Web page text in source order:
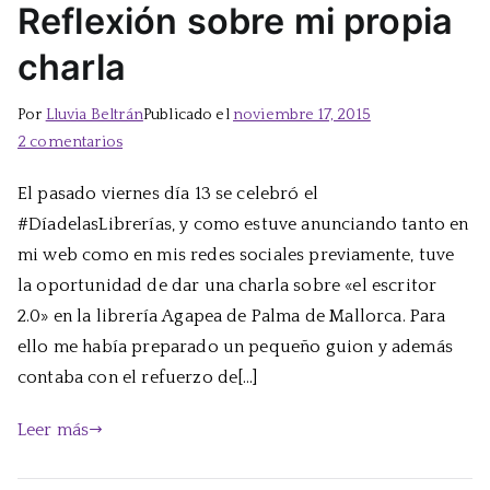
Reflexión sobre mi propia
charla
Por Lluvia BeltránPublicado el noviembre 17, 2015
2 comentariosen
sobre
mi
propia
charla
El pasado viernes día 13 se celebró el
#DíadelasLibrerías, y como estuve anunciando tanto en
mi web como en mis redes sociales previamente, tuve
la oportunidad de dar una charla sobre «el escritor
2.0» en la librería Agapea de Palma de Mallorca. Para
ello me había preparado un pequeño guion y además
contaba con el refuerzo de[…]
Leer más